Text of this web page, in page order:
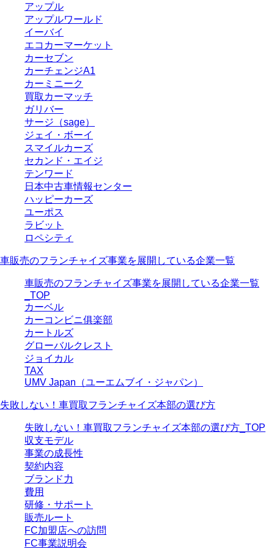
アップル
アップルワールド
イーバイ
エコカーマーケット
カーセブン
カーチェンジA1
カーミニーク
買取カーマッチ
ガリバー
サージ（sage）
ジェイ・ボーイ
スマイルカーズ
セカンド・エイジ
テンワード
日本中古車情報センター
ハッピーカーズ
ユーポス
ラビット
ロペシティ
車販売のフランチャイズ事業を展開している企業一覧
車販売のフランチャイズ事業を展開している企業一覧
_TOP
カーベル
カーコンビニ俱楽部
カートルズ
グローバルクレスト
ジョイカル
TAX
UMV Japan（ユーエムブイ・ジャパン）
失敗しない！車買取フランチャイズ本部の選び方
失敗しない！車買取フランチャイズ本部の選び方_TOP
収支モデル
事業の成長性
契約内容
ブランド力
費用
研修・サポート
販売ルート
FC加盟店への訪問
FC事業説明会